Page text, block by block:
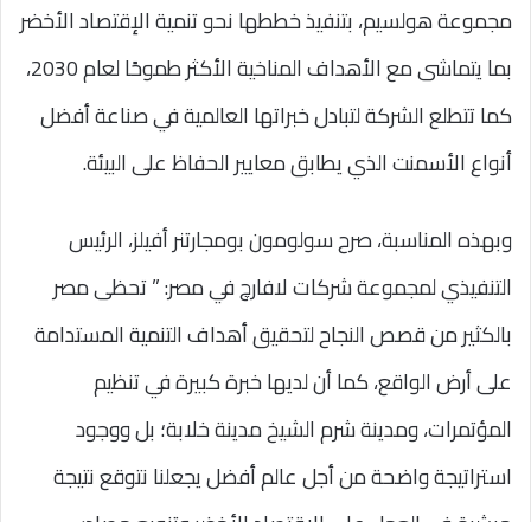
مجموعة هولسيم، بتنفيذ خططها نحو تنمية الإقتصاد الأخضر
بما يتماشى مع الأهداف المناخية الأكثر طموحًا لعام 2030،
كما تتطلع الشركة لتبادل خبراتها العالمية في صناعة أفضل
أنواع الأسمنت الذي يطابق معايير الحفاظ على البيئة.
وبهذه المناسبة، صرح سولومون بومجارتنر أفيلز، الرئيس
التنفيذي لمجموعة شركات لافارچ في مصر: ” تحظى مصر
بالكثير من قصص النجاح لتحقيق أهداف التنمية المستدامة
على أرض الواقع، كما أن لديها خبرة كبيرة في تنظيم
المؤتمرات، ومدينة شرم الشيخ مدينة خلابة؛ بل ووجود
استراتيجة واضحة من أجل عالم أفضل يجعلنا نتوقع نتيجة